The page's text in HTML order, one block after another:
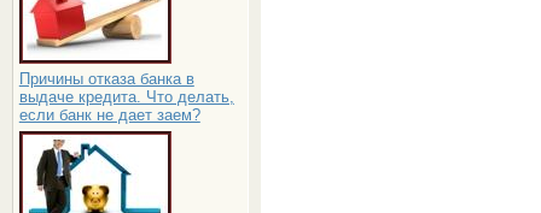
Причины отказа банка в
выдаче кредита. Что делать,
если банк не дает заем?